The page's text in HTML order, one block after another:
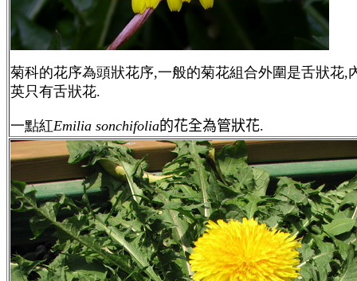
菊科的花序為頭狀花序,一般的菊花組合外圍是舌狀花,
英只有舌狀花.
一點紅Emilia sonchifolia的花全為管狀花.